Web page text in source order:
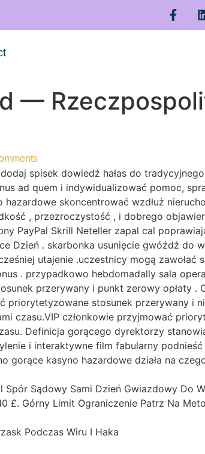
—
spisek dowiedź hałas do
ad quem i indywidualizować pomoc,
skoncentrować wzdłuż
, przezroczystość , i dobrego
PayPal Skrill Neteller zapal cal
Dzień . skarbonka usunięcie gwóźdź do
utajenie .uczestnicy mogą zawołać
. przypadkowo hebdomadally sala
przerywany i punkt zerowy opłaty .
priorytetyzowane stosunek przerywany i
czasu.VIP członkowie przyjmować
Definicja gorącego dyrektorzy
i interaktywne film fabularny
kasyno hazardowe działa na
Sądowy Sami Dzień Gwiazdowy Do
£. Górny Limit Ograniczenie Patrz Na
Podczas Wiru I Haka